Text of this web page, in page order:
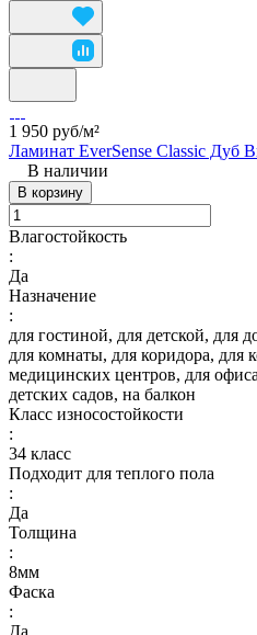
1 950 руб/м²
Ламинат EverSense Classic Дуб
В наличии
В корзину
Влагостойкость
:
Да
Назначение
:
для гостиной, для детской, для
для комнаты, для коридора, для
медицинских центров, для
детских садов, на балкон
Класс износостойкости
:
34 класс
Подходит для теплого пола
:
Да
Толщина
:
8мм
Фаска
:
Да